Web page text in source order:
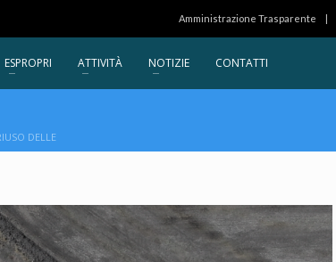
Amministrazione Trasparente
ESPROPRI ATTIVITÀ NOTIZIE CONTATTI
DELLE